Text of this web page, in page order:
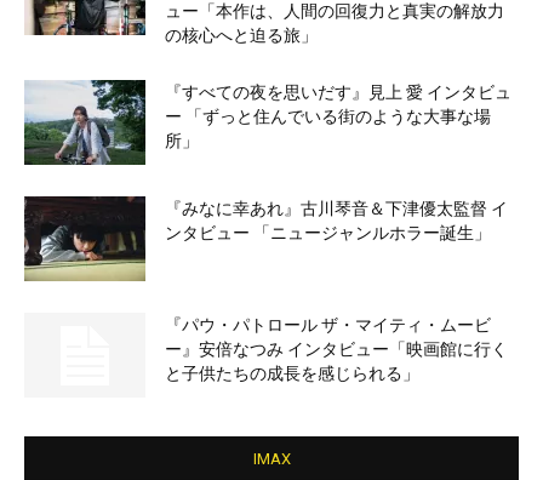
ュー「本作は、人間の回復力と真実の解放力
の核心へと迫る旅」
『すべての夜を思いだす』見上 愛 インタビュ
ー 「ずっと住んでいる街のような大事な場
所」
『みなに幸あれ』古川琴音＆下津優太監督 イ
ンタビュー 「ニュージャンルホラー誕生」
『パウ・パトロール ザ・マイティ・ムービ
ー』安倍なつみ インタビュー「映画館に行く
と子供たちの成長を感じられる」
IMAX